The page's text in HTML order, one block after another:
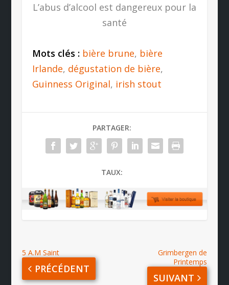
L’abus d’alcool est dangereux pour la
santé
Mots clés : bière brune, bière
Irlande, dégustation de bière,
Guinness Original, irish stout
PARTAGER:
TAUX:
5 A.M Saint
PRÉCÉDENT
Grimbergen de
Printemps
SUIVANT